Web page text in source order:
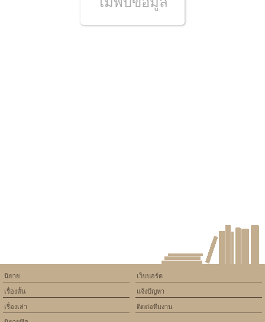
เว็บบอร์ด
แจ้งปัญหา
ติดต่อทีมงาน
นิยาย
เรื่องสั้น
เรื่องเล่า